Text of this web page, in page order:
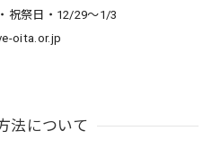
祝祭日・12/29～1/3
oita.or.jp
法について